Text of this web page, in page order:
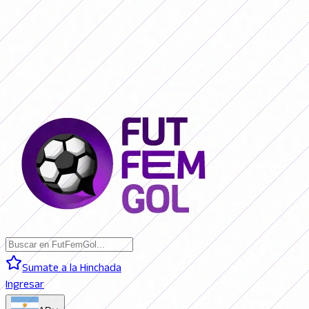
SAN LORENZO 0 - 0 BOCA JRS. (EN VIVO)RIVER PLATE 0 - 0
RACING (EN VIVO)
RACING 0 - 0 SAN LORENZO (FINAL)
BOCA JRS. 3
- 1 RIVER PLATE (FINAL)
BELGRANO 2 - 0 BANFIELD (FINAL)
SAN
LORENZO 0 - 0 BOCA JRS. (EN VIVO)
RIVER PLATE 0 - 0 RACING
(EN VIVO)
RACING 0 - 0 SAN LORENZO (FINAL)BOCA JRS. 3 - 1
RIVER PLATE (FINAL)
BELGRANO 2 - 0 BANFIELD (FINAL)
Sumate a la Hinchada
Ingresar